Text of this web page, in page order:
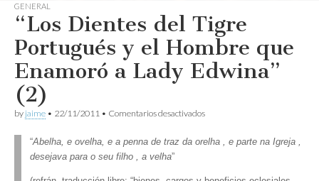
GENERAL
“Los Dientes del Tigre
Portugués y el Hombre que
Enamoró a Lady Edwina”
(2)
by jaime • 22/11/2011 • Comentarios desactivadosen
del
“Abelha, e ovelha, e a penna de traz da orelha , e parte na Igreja ,
desejava para o seu filho , a velha”